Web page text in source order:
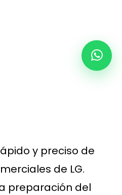
y preciso de
de LG.
preparación del